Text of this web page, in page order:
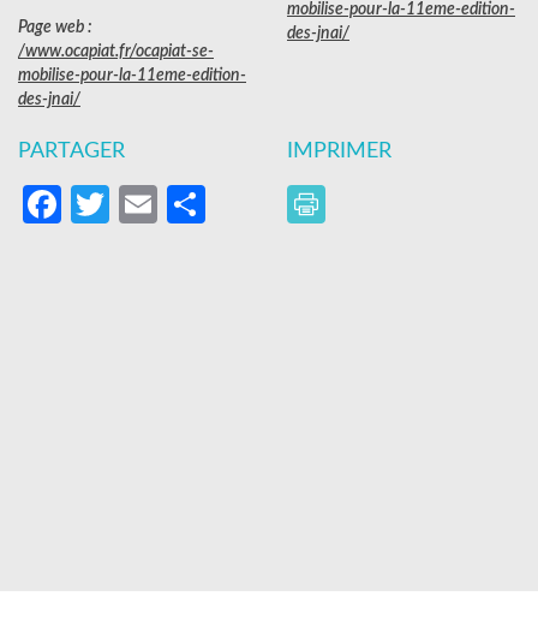
Page web :
/www.ocapiat.fr/ocapiat-se-
mobilise-pour-la-11eme-edition-
des-jnai/
mobilise-pour-la-11eme-edition-
des-jnai/
PARTAGER
Facebook
Twitter
EmailPartager
IMPRIMER